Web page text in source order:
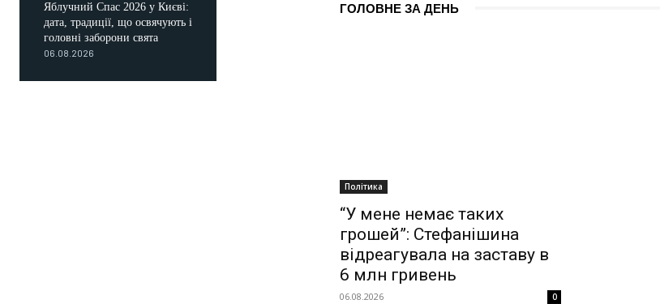
Яблучний Спас 2026 у Києві:
дата, традиції, що освячують і
головні заборони свята
06.08.2026
ГОЛОВНЕ ЗА ДЕНЬ
Політика
“У мене немає таких
грошей”: Стефанішина
відреагувала на заставу в
6 млн гривень
06.08.2026 0